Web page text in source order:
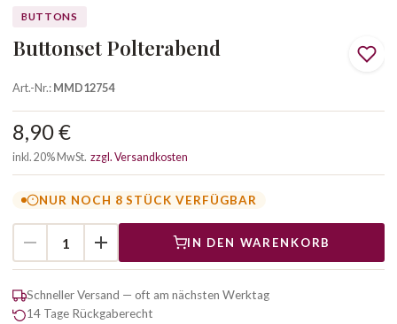
BUTTONS
Buttonset Polterabend
Art.-Nr.:MMD12754
8,90 €
inkl. 20% MwSt. zzgl. Versandkosten
NUR NOCH 8 STÜCK VERFÜGBAR
IN DEN WARENKORB
Schneller Versand — oft am nächsten Werktag
14 Tage Rückgaberecht